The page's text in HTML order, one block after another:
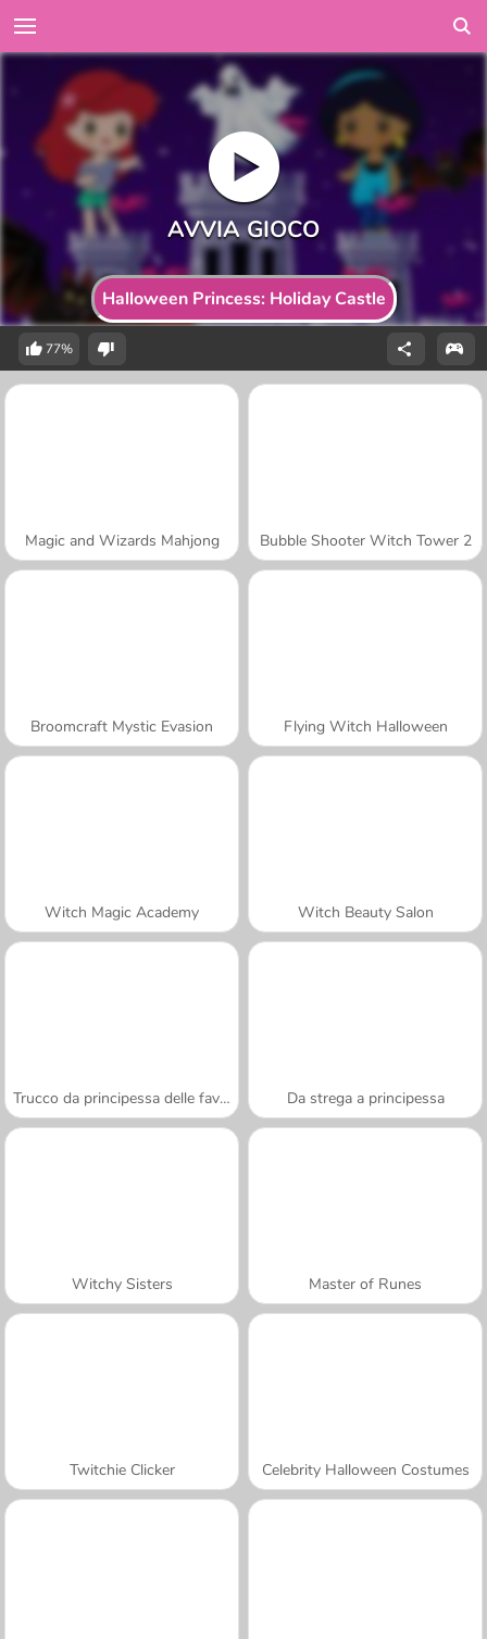
Halloween Princess: Holiday Castle
77%
Magic and Wizards Mahjong Bubble Shooter Witch Tower 2
Broomcraft Mystic Evasion Flying Witch Halloween
Witch Magic Academy Witch Beauty Salon
Trucco da principessa delle favole Da strega a principessa
Witchy Sisters Master of Runes
Twitchie Clicker Celebrity Halloween Costumes